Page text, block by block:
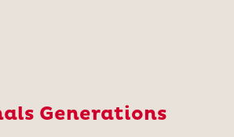
Generations